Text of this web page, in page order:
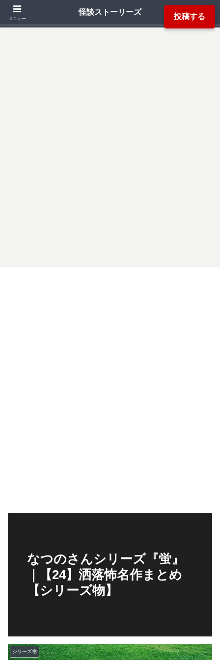
投稿する
「死ぬ程洒落にならない怖い話」「本当にあった怖い話」「都市伝説」などか
なつのさんシリーズ『蛍』
｜【24】洒落怖名作まとめ
【シリーズ物】
シリーズ物
メニュー
怪談ストーリーズ
検索